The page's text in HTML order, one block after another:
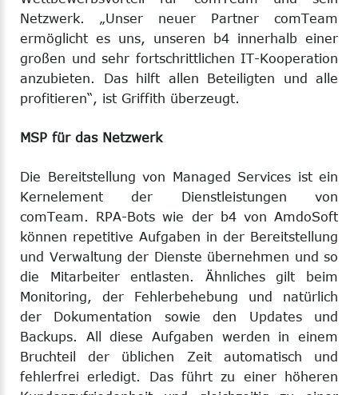
Netzwerk. „Unser neuer Partner comTeam
ermöglicht es uns, unseren b4 innerhalb einer
großen und sehr fortschrittlichen IT-Kooperation
anzubieten. Das hilft allen Beteiligten und alle
profitieren“, ist Griffith überzeugt.
MSP für das Netzwerk
Die Bereitstellung von Managed Services ist ein
Kernelement der Dienstleistungen von
comTeam. RPA-Bots wie der b4 von AmdoSoft
können repetitive Aufgaben in der Bereitstellung
und Verwaltung der Dienste übernehmen und so
die Mitarbeiter entlasten. Ähnliches gilt beim
Monitoring, der Fehlerbehebung und natürlich
der Dokumentation sowie den Updates und
Backups. All diese Aufgaben werden in einem
Bruchteil der üblichen Zeit automatisch und
fehlerfrei erledigt. Das führt zu einer höheren